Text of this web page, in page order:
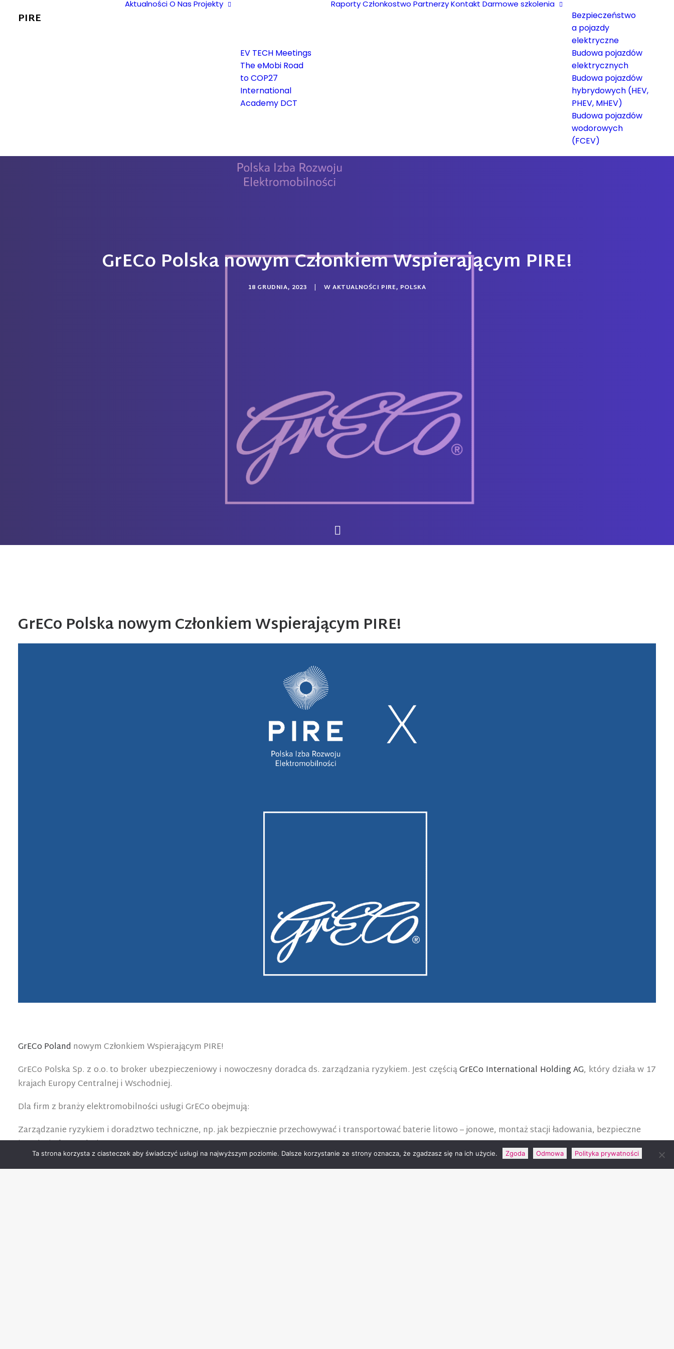
PIRE
AktualnościO Nas Projekty
EV TECH Meetings
The eMobi Road
to COP27
International
Academy DCT
RaportyCzłonkostwo PartnerzyKontakt Darmowe szkolenia
Bezpieczeństwo
a pojazdy
elektryczne
Budowa pojazdów
elektrycznych
Budowa pojazdów
hybrydowych (HEV,
PHEV, MHEV)
Budowa pojazdów
wodorowych
(FCEV)
GrECo Polska nowym Członkiem Wspierającym PIRE!
18 GRUDNIA, 2023 | WAKTUALNOŚCI PIRE, POLSKA
GrECo Polskanowym Członkiem Wspierającym PIRE!
GrECo Poland nowym Członkiem Wspierającym PIRE!
GrECo Polska Sp. z o.o. to broker ubezpieczeniowy i nowoczesny doradca ds. zarządzania ryzykiem. Jest częściąGrECo International Holding AG, który działa w 17
krajach Europy Centralnej i Wschodniej.
Dla firm z branży elektromobilności usługi GrECo obejmują:
Zarządzanie ryzykiem i doradztwo techniczne, np. jak bezpiecznie przechowywać i transportować baterie litowo – jonowe, montaż stacji ładowania, bezpieczne
instalacje fotowoltaiczne.
Poszukiwanie najkorzystniejszych ofert ubezpieczeniowych, zarówno w kraju jak i za granicą.
Ta strona korzysta z ciasteczek aby świadczyć usługi na najwyższym poziomie. Dalsze korzystanie ze strony oznacza, że zgadzasz się na ich użycie. Zgoda Odmowa Polityka prywatności